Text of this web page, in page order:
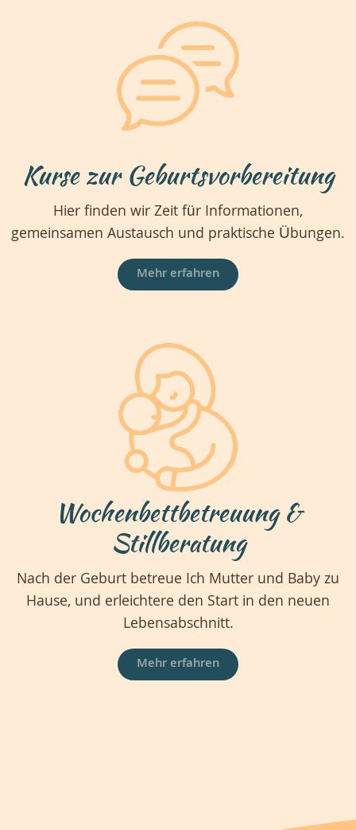
Kurse zur Geburtsvorbereitung
Hier finden wir Zeit für Informationen,
gemeinsamen Austausch und praktische Übungen.
Mehr erfahren
Wochenbettbetreuung &
Stillberatung
Nach der Geburt betreue Ich Mutter und Baby zu
Hause, und erleichtere den Start in den neuen
Lebensabschnitt.
Mehr erfahren